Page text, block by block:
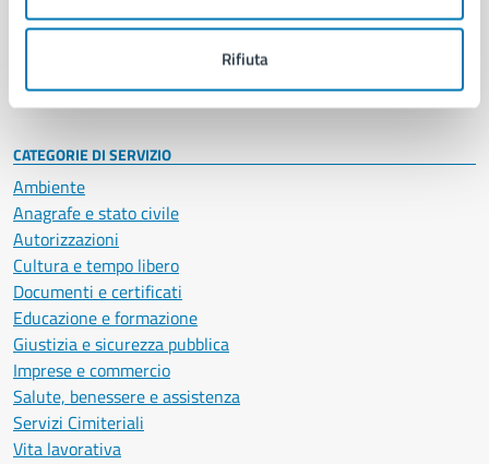
Rifiuta
Personale amministrativo
CATEGORIE DI SERVIZIO
Ambiente
Anagrafe e stato civile
Autorizzazioni
Cultura e tempo libero
Documenti e certificati
Educazione e formazione
Giustizia e sicurezza pubblica
Imprese e commercio
Salute, benessere e assistenza
Servizi Cimiteriali
Vita lavorativa